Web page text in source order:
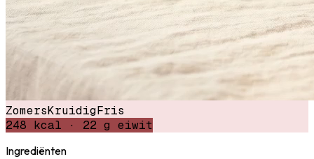
ZomersKruidigFris
248 kcal · 22 g eiwit
Ingrediënten